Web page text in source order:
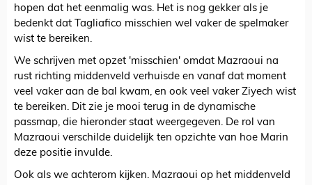
hopen dat het eenmalig was. Het is nog gekker als je
bedenkt dat Tagliafico misschien wel vaker de spelmaker
wist te bereiken.
We schrijven met opzet 'misschien' omdat Mazraoui na
rust richting middenveld verhuisde en vanaf dat moment
veel vaker aan de bal kwam, en ook veel vaker Ziyech wist
te bereiken. Dit zie je mooi terug in de dynamische
passmap, die hieronder staat weergegeven. De rol van
Mazraoui verschilde duidelijk ten opzichte van hoe Marin
deze positie invulde.
Ook als we achterom kijken. Mazraoui op het middenveld